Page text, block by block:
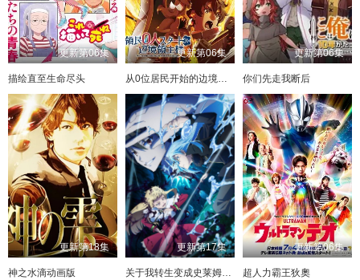
更新第06集
描绘直至生命尽头
更新第06集
从0位居民开始的边境领主大人
更新第06集
你们先走我断后
更新第18集
神之水滴动画版
更新第17集
关于我转生变成史莱姆这档事第四季
更新第06集
超人力霸王狄奧